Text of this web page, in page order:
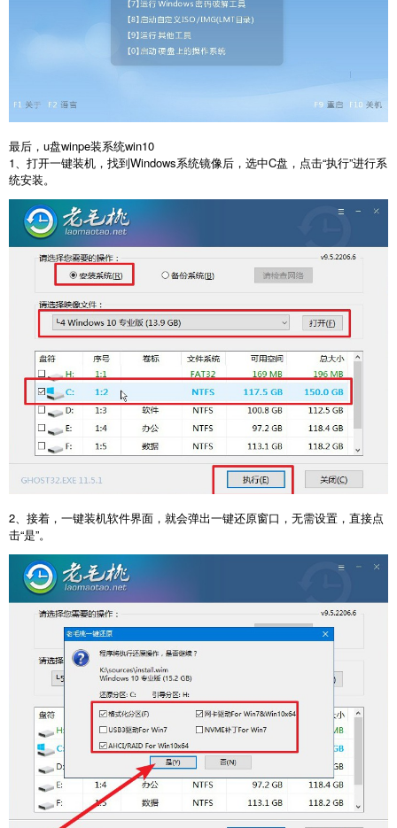
最后，u盘winpe装系统win10
1、打开一键装机，找到Windows系统镜像后，选中C盘，点击“执行”进行系
统安装。
2、接着，一键装机软件界面，就会弹出一键还原窗口，无需设置，直接点
击“是”。